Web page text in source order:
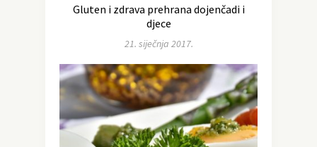
Gluten i zdrava prehrana dojenčadi i
djece
21. siječnja 2017.